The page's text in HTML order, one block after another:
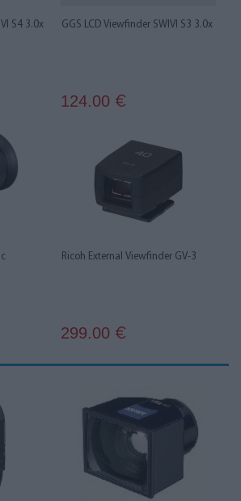
S4 3.0x GGS LCD Viewfinder SWIVI S3 3.0x
124.00 €
Ricoh External Viewfinder GV-3
299.00 €